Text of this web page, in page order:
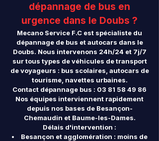
dépannage de bus en
urgence dans le Doubs ?
Mecano Service F.C est spécialiste du
dépannage de bus et autocars dans le
Doubs. Nous intervenons 24h/24 et 7j/7
sur tous types de véhicules de transport
de voyageurs : bus scolaires, autocars de
tourisme, navettes urbaines.
Contact dépannage bus : 03 81 58 49 86
Nos équipes interviennent rapidement
depuis nos bases de Besançon-
Chemaudin et Baume-les-Dames.
Délais d'intervention :
Besançon et agglomération : moins de